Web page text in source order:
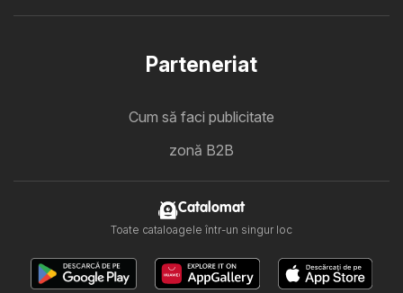
Parteneriat
Cum să faci publicitate
zonă B2B
Catalomat
Toate cataloagele într-un singur loc